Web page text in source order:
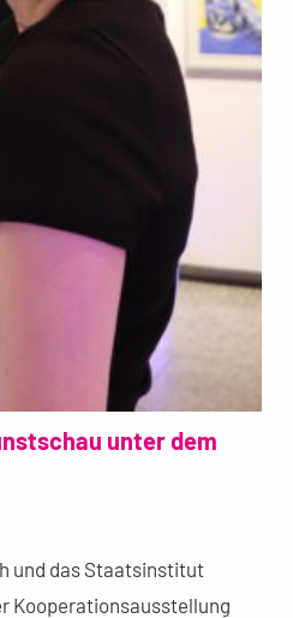
unter dem
und das Staatsinstitut
Kooperationsausstellung